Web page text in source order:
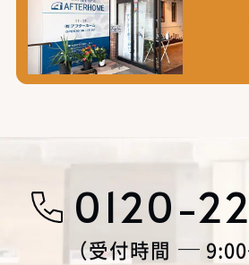
0120-
受付時間